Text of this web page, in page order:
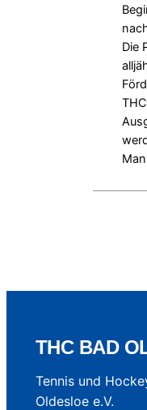
Die
THC BAD
Tennis und
Oldesloe e.V.